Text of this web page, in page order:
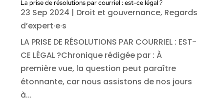
La prise de résolutions par courriel : est-ce légal ?
23 Sep 2024 | Droit et gouvernance, Regards
d’expert·e·s
LA PRISE DE RÉSOLUTIONS PAR COURRIEL : EST-
CE LÉGAL ?Chronique rédigée par : À
première vue, la question peut paraître
étonnante, car nous assistons de nos jours
à...